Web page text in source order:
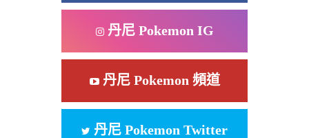
丹尼 Pokemon IG
丹尼 Pokemon 頻道
丹尼 Pokemon Twitter